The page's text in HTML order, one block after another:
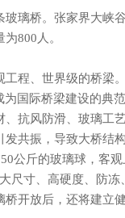
800人。
国际桥梁建设的典
抗风防滑、玻璃工
共振，导致大桥结
公斤的玻璃球，客
尺寸、高硬度、防
开放后，还将建立